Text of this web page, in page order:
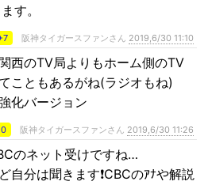
す。
阪神タイガースファンさん 2019,6/30 11:10
西のTV局よりもホーム側のTV
こともあるがね(ラジオもね)
化バージョン
阪神タイガースファンさん 2019,6/30 11:26
のネット受けですね…
自分は聞きます❗️CBCのｱﾅや解説